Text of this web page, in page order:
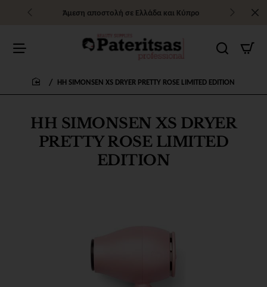
Άμεση αποστολή σε Ελλάδα και Κύπρο
HH SIMONSEN XS DRYER
PRETTY ROSE LIMITED
EDITION
HH SIMONSEN XS DRYER PRETTY ROSE LIMITED EDITION